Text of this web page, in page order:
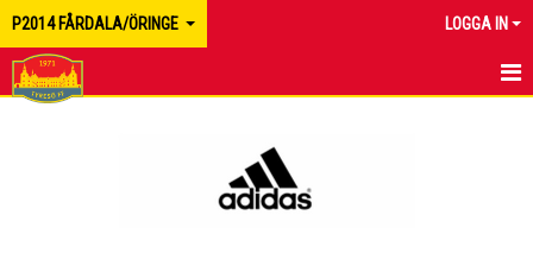
P2014 FÅRDALA/ÖRINGE LOGGA IN